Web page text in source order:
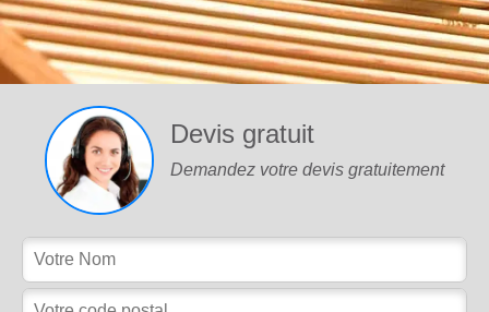
Devis gratuit
Demandez votre devis gratuitement